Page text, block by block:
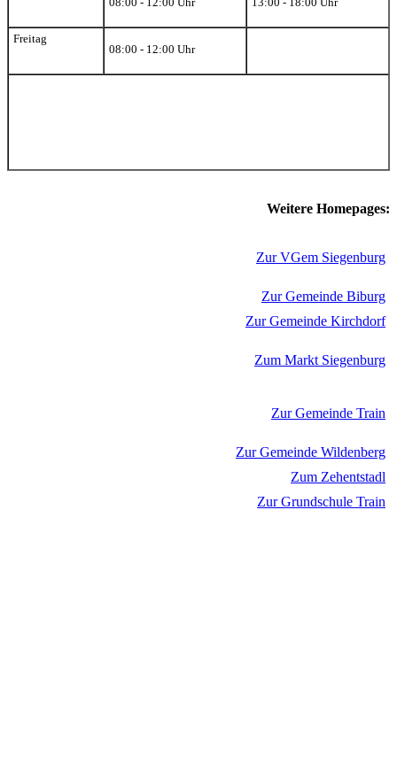
08:00 - 12:00 Uhr
13:00 - 18:00 Uhr
Freitag
08:00 - 12:00 Uhr
Weitere Homepages:
Zur VGem Siegenburg
Zur Gemeinde Biburg
Zur Gemeinde Kirchdorf
Zum Markt Siegenburg
Zur Gemeinde Train
Zur Gemeinde Wildenberg
Zum Zehentstadl
Zur Grundschule Train